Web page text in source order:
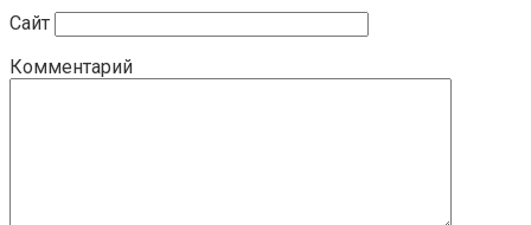
Сайт
Комментарий